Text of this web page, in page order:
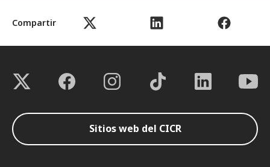
Compartir
Sitios web del CICR